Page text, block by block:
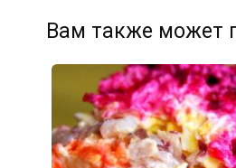
Вам также может